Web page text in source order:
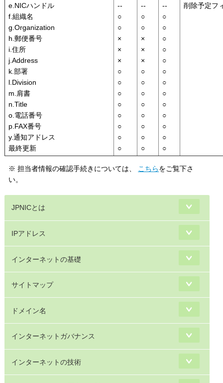
e.NICハンドル
f.組織名
g.Organization
h.郵便番号
i.住所
j.Address
k.部署
l.Division
m.肩書
n.Title
o.電話番号
p.FAX番号
y.通知アドレス
最終更新
--
○
○
×
×
×
○
○
○
○
○
○
○
○
--
○
○
×
×
×
○
○
○
○
○
○
○
○
--
○
○
○
○
○
○
○
○
○
○
○
○
○
削除予定フ
※ 担当者情報の確認手続きについては、 こちらをご覧下さ
い。
JPNICとは
IPアドレス
インターネットの基礎
サイトマップ
ドメイン名
インターネットガバナンス
インターネットの技術